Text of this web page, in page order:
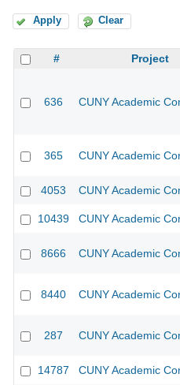
Apply Clear
# Project
636 CUNY Academic
365 CUNY Academic
4053 CUNY Academic
10439 CUNY Academic
8666 CUNY Academic
8440 CUNY Academic
287 CUNY Academic
14787 CUNY Academic